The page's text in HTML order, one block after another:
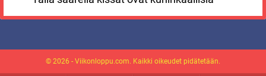
© 2026 - Viikonloppu.com. Kaikki oikeudet pidätetään.